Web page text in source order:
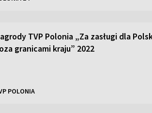
TVP Polonia „Za zasługi dla
granicami kraju” 2022
POLONIA